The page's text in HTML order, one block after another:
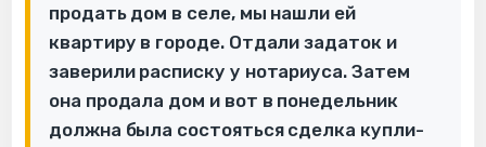
продать дом в селе, мы нашли ей
квартиру в городе. Отдали задаток и
заверили расписку у нотариуса. Затем
она продала дом и вот в понедельник
должна была состояться сделка купли-